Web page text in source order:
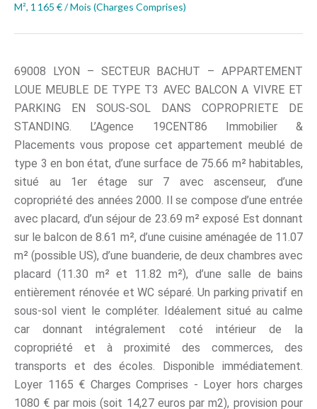
M², 1 165 € / Mois (Charges Comprises)
69008 LYON – SECTEUR BACHUT – APPARTEMENT
LOUE MEUBLE DE TYPE T3 AVEC BALCON A VIVRE ET
PARKING EN SOUS-SOL DANS COPROPRIETE DE
STANDING. L’Agence 19CENT86 Immobilier &
Placements vous propose cet appartement meublé de
type 3 en bon état, d’une surface de 75.66 m² habitables,
situé au 1er étage sur 7 avec ascenseur, d’une
copropriété des années 2000. Il se compose d’une entrée
avec placard, d’un séjour de 23.69 m² exposé Est donnant
sur le balcon de 8.61 m², d’une cuisine aménagée de 11.07
m² (possible US), d’une buanderie, de deux chambres avec
placard (11.30 m² et 11.82 m²), d’une salle de bains
entièrement rénovée et WC séparé. Un parking privatif en
sous-sol vient le compléter. Idéalement situé au calme
car donnant intégralement coté intérieur de la
copropriété et à proximité des commerces, des
transports et des écoles. Disponible immédiatement.
Loyer 1165 € Charges Comprises - Loyer hors charges
1080 € par mois (soit 14,27 euros par m2), provision pour